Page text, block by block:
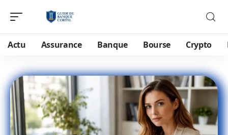
Actu Assurance Banque Bourse Crypto